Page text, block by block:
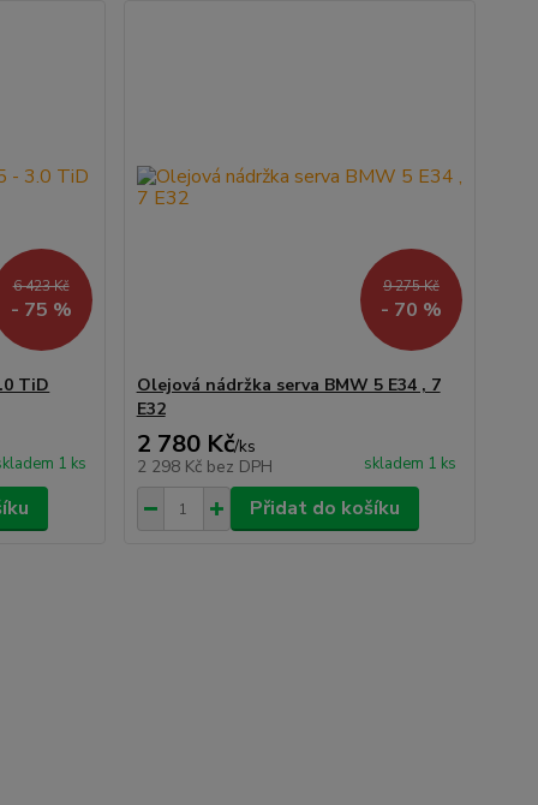
6 423 Kč
- 75 %
TiD
1 ks
9 275 Kč
- 70 %
Olejová nádržka serva BMW 5 E34 , 7
E32
2 780 Kč/ks
2 298 Kč bez DPH skladem 1 ks
Přidat do košíku